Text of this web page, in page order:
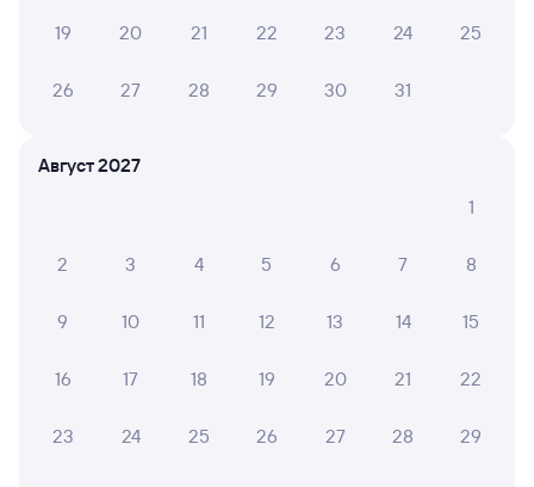
Расписание автобусов Брест — Гомель
19 20 21 22 23 24 25
26 27 28 29 30 31
Август 2027
1
2 3 4 5 6 7 8
9 10 11 12 13 14 15
16 17 18 19 20 21 22
23 24 25 26 27 28 29